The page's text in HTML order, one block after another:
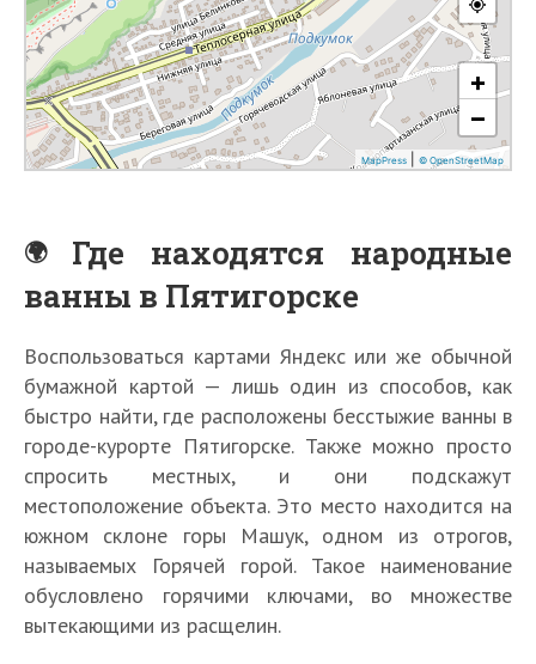
Где находятся народные
ванны в Пятигорске
Воспользоваться картами Яндекс или же обычной
бумажной картой — лишь один из способов, как
быстро найти, где расположены бесстыжие ванны в
городе-курорте Пятигорске. Также можно просто
спросить местных, и они подскажут
местоположение объекта. Это место находится на
южном склоне горы Машук, одном из отрогов,
называемых Горячей горой. Такое наименование
обусловлено горячими ключами, во множестве
вытекающими из расщелин.